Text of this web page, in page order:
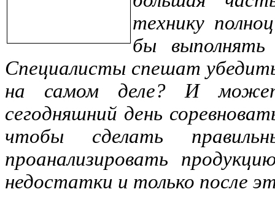
технику
бы выполнять
Специалисты спешат
на самом деле? И
сегодняшний день
чтобы сделать
проанализировать
недостатки и только после